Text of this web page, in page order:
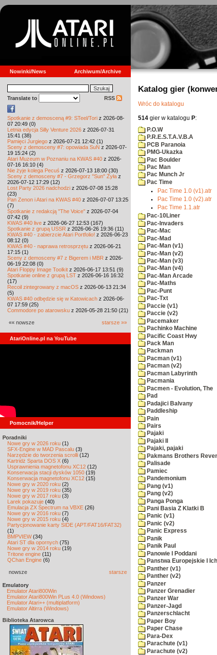
Nowinki/News Archiwum/Archive
Translate to RSS
Spotkanie z demosceną #9: STeel/Tori z 2026-08-
07 20:49 (0)
Letnia edycja Silly Venture 2026 z 2026-07-31
15:41 (38)
Pamięci Jurgiego z 2026-07-21 12:42 (1)
Sceny z demosceny #7: opowiada SuN z 2026-07-
19 15:24 (2)
Atari Muzeum w Poznaniu na KWAS #40 z 2026-
07-16 16:10 (4)
Nie żyje kolega Pecuś z 2026-07-13 18:00 (30)
Sceny z demosceny #7 - Grzegorz "Sun" Żyła z
2026-07-12 17:29 (12)
Lost Party 2026 nadchodzi z 2026-07-08 15:28
(23)
Pan Zenon i Atari na KWAS #40 z 2026-07-07 13:25
(7)
Spotkanie z redakcją "The Voice" z 2026-07-04
07:42 (9)
KWAS #40 live z 2026-06-27 12:53 (167)
Spotkanie z grupą USSR z 2026-06-26 19:36 (11)
KWAS #40 - zabierzcie Atari Portfolio! z 2026-06-23
08:12 (0)
KWAS #40 - naprawa retrosprzętu z 2026-06-21
17:15 (1)
Sceny z demosceny #7 z Bigerem i MBR z 2026-
06-19 22:08 (0)
Atari Floppy Image Toolkit z 2026-06-17 13:51 (9)
Spotkanie online z grupą LST z 2026-06-16 16:32
(17)
Recoil zintegrowany z macOS z 2026-06-13 21:34
(5)
KWAS #40 odbędzie się w Katowicach z 2026-06-
07 17:59 (25)
Commodore po atarowsku z 2026-05-28 21:50 (21)
«« nowsze starsze »»
AtariOnline.pl na YouTube
Pomocnik/Helper
Poradniki
Nowe gry w 2026 roku (1)
SFX-Engine w MAD Pascalu (3)
Narzędzie do tworzenia scrolli (12)
Kartridż Sparta DOS X (6)
Usprawnienia magnetofonu XC12 (12)
Konserwacja stacji dysków 1050 (19)
Konserwacja magnetofonu XC12 (15)
Nowe gry w 2020 roku (2)
Nowe gry w 2019 roku (35)
Nowe gry w 2017 roku (3)
Larek pokazuje (40)
Emulacja ZX Spectrum na VBXE (26)
Nowe gry w 2016 roku (7)
Nowe gry w 2015 roku (4)
Partycjonowanie karty SIDE (APT/FAT16/FAT32)
(1)
BMPVIEW(34)
Atari ST dla opornych (75)
Nowe gry w 2014 roku (19)
Tritone engine (11)
QChan Engine (6)
nowsze starsze
Emulatory
Emulator Atari800Win
Emulator Atari800Win PLus 4.0 (Windows)
Emulator Atari++ (multiplatform)
Emulator Altirra (Windows)
Biblioteka Atarowca
Katalog gier
Wróc do katalogu
514 gier w katalogu P:
P.O.W
P.R.E.S.T.A.V.B.A
PCB Paranoia
PMG-Ukazka
Pac Boulder
Pac Man
Pac Munch Jr
Pac Time
Pac Time 1.0 (v1).atr
Pac Time 1.0 (v2).atr
Pac Time 1.1.atr
Pac-10Liner
Pac-Invaders
Pac-Mac
Pac-Mad
Pac-Man (v1)
Pac-Man (v2)
Pac-Man (v3)
Pac-Man (v4)
Pac-Man Arcade
Pac-Maths
Pac-Punt
Pac-Txt
Paccie (v1)
Paccie (v2)
Pacemaker
Pachinko Machine
Pacific Coast Hwy
Pack Man
Packman
Pacman (v1)
Pacman (v2)
Pacman Labyrinth
Pacmania
Pacmen - Evolution, The
Pad
Padajici Balvany
Paddleship
Pain
Pairs
Pajaki
Pajaki II
Pajaki, pajaki
Pakmans Brothers
Palisade
Pamiec
Pandemonium
Pang (v1)
Pang (v2)
Panga Ponga
Pani Basia Z Klatki B
Panic (v1)
Panic (v2)
Panic Express
Panik
Panik Paul
Panowie I Poddani
Panstwa Europejskie I
Panther (v1)
Panther (v2)
Panzer
Panzer Grenadier
Panzer War
Panzer-Jagd
Panzerschlacht
Paper Boy
Paper Chase
Para-Dex
Parachute (v1)
Parachute (v2)